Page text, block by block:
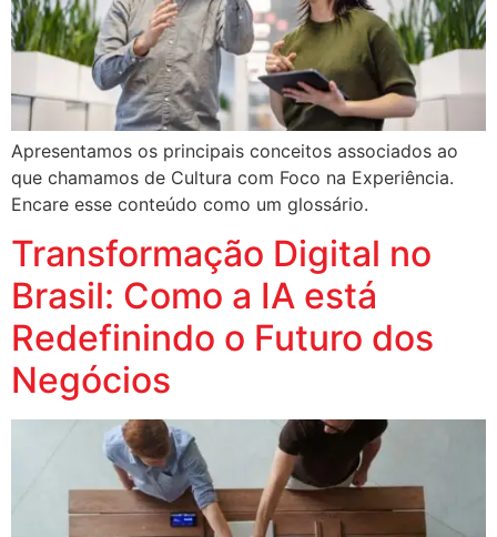
Apresentamos os principais conceitos associados ao
que chamamos de Cultura com Foco na Experiência.
Encare esse conteúdo como um glossário.
Transformação Digital no
Brasil: Como a IA está
Redefinindo o Futuro dos
Negócios